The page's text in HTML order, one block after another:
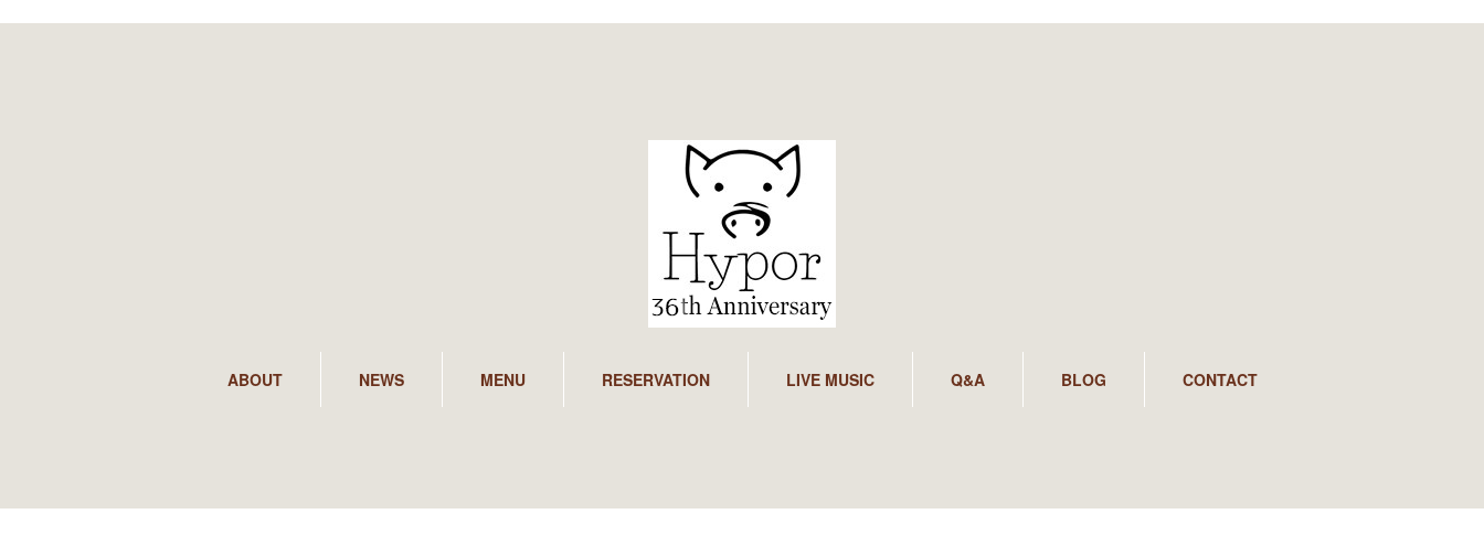
ABOUT NEWS MENU RESERVATION LIVE MUSIC Q&A BLOG CONTACT